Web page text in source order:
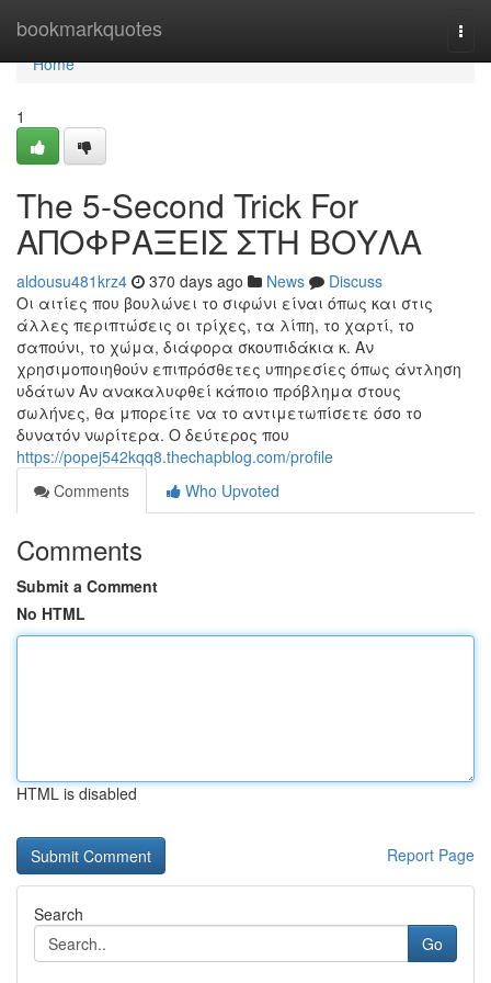
bookmarkquotes
Home
Home
1
The 5-Second Trick For
ΑΠΟΦΡΑΞΕΙΣ ΣΤΗ ΒΟΥΛΑ
aldousu481krz4 370 days ago News
Discuss
Οι αιτίες που βουλώνει το σιφώνι είναι όπως και στις
άλλες περιπτώσεις οι τρίχες, τα λίπη, το χαρτί, το
σαπούνι, το χώμα, διάφορα σκουπιδάκια κ. Αν
χρησιμοποιηθούν επιπρόσθετες υπηρεσίες όπως άντληση
υδάτων Αν ανακαλυφθεί κάποιο πρόβλημα στους
σωλήνες, θα μπορείτε να το αντιμετωπίσετε όσο το
δυνατόν νωρίτερα. Ο δεύτερος που
https://popej542kqq8.thechapblog.com/profile
Comments
Who Upvoted
Comments
Submit a Comment
No HTML
HTML is disabled
Report Page
Search
Go